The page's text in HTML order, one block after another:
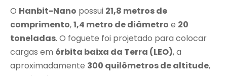
O Hanbit-Nano possui 21,8 metros de
comprimento,1,4 metro de diâmetro e 20
toneladas. O foguete foi projetado para colocar
cargas em órbita baixa da Terra (LEO), a
aproximadamente 300 quilômetros de altitude,